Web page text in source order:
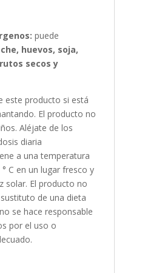
puede
huevos, soja,
secos y
este producto si está
El producto no
Aléjate de los
diaria
a una temperatura
C en un lugar fresco y
solar. El producto no
de una dieta
se hace responsable
​​por el uso o